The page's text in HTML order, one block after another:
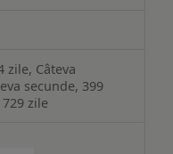
zile, Câteva
secunde, 399
zile